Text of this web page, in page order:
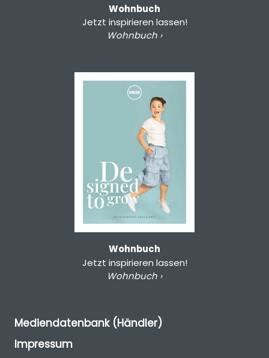
Wohnbuch
Jetzt inspirieren lassen!
Wohnbuch ›
Wohnbuch
Jetzt inspirieren lassen!
Wohnbuch ›
Mediendatenbank (Händler)
Impressum